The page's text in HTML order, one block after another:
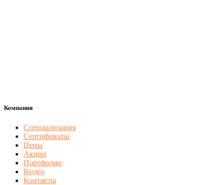
Компания
Специализация
Сертификаты
Цены
Акции
Портфолио
Видео
Контакты